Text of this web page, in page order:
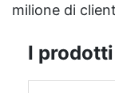
milione di
I prodotti